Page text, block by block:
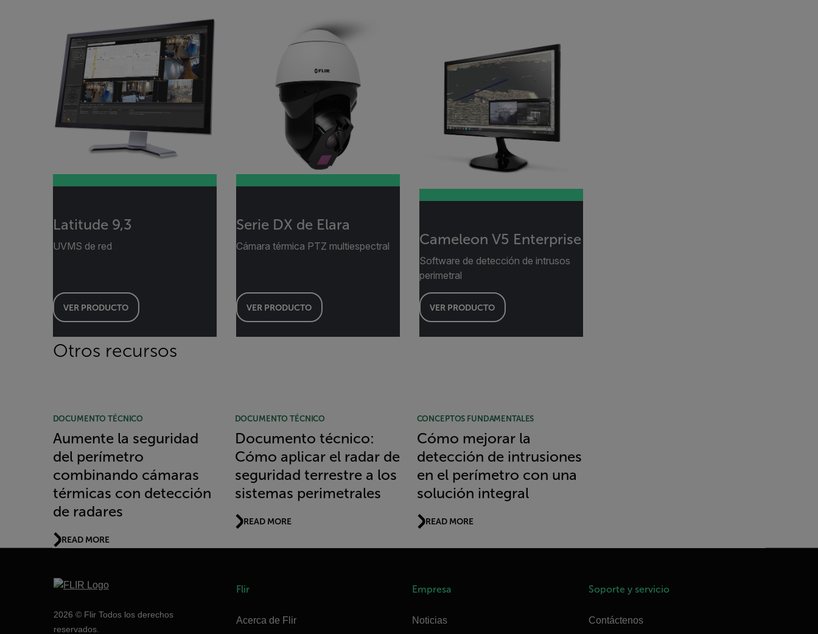
Latitude 9,3
UVMS de red
VER PRODUCTO
Serie DX de Elara
Cámara térmica PTZ multiespectral
VER PRODUCTO
Cameleon V5 Enterprise
Software de detección de intrusos
perimetral
VER PRODUCTO
Otros recursos
DOCUMENTO TÉCNICO
Aumente la seguridad
del perímetro
combinando cámaras
térmicas con detección
de radares
READ MORE
DOCUMENTO TÉCNICO
Documento técnico:
Cómo aplicar el radar de
seguridad terrestre a los
sistemas perimetrales
READ MORE
CONCEPTOS FUNDAMENTALES
Cómo mejorar la
detección de intrusiones
en el perímetro con una
solución integral
READ MORE
2026 © Flir Todos los derechos
reservados.
Flir
Acerca de Flir
Empresa
Noticias
Soporte y servicio
Contáctenos